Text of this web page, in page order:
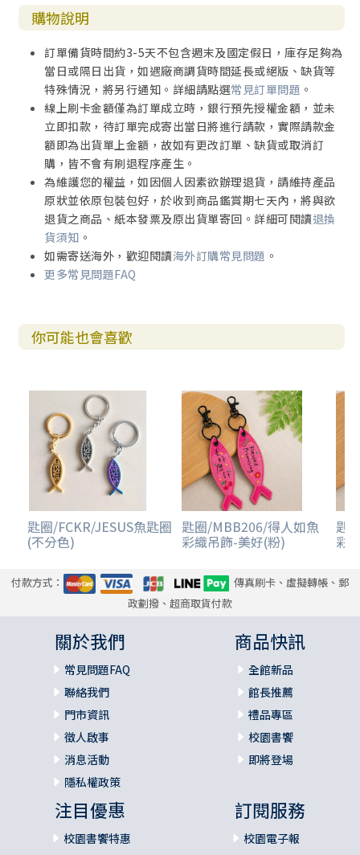
購物說明
訂單備貨時間約3-5天不包含週末及國定假日，庫存足夠為
當日或隔日出貨，如遇廠商調貨時間延長或絕版、缺貨等
特殊情況，將另行通知。詳細請點選常見訂單問題 。
線上刷卡金額僅為訂單成立時，銀行預先授權金額，並未
立即扣款，待訂單完成寄出當日將進行請款，實際請款金
額即為出貨單上金額，故如有更改訂單、缺貨或取消訂
購，皆不會有刷退程序產生。
為維護您的權益，如因個人因素欲辦理退貨，請維持產品
原狀並依原包裝包好，於收到商品鑑賞期七天內，將與欲
退貨之商品、紙本發票及原出貨單寄回。詳細可閱讀退換
貨須知 。
如需寄送海外，歡迎閱讀海外訂購常見問題 。
更多常見問題FAQ
你可能也會喜歡
匙圈/FCKR/JESUS魚匙圈
(不分色)
匙圈/MBB206/得人如魚
彩織吊飾-美好(粉)
匙
彩
付款方式：
傳真刷卡、虛擬轉帳、郵
政劃撥、超商取貨付款
關於我們
常見問題FAQ
聯絡我們
門市資訊
徵人啟事
消息活動
隱私權政策
商品快訊
全館新品
館長推薦
禮品專區
校園書饗
即將登場
注目優惠
校園書饗特惠
訂閱服務
校園電子報